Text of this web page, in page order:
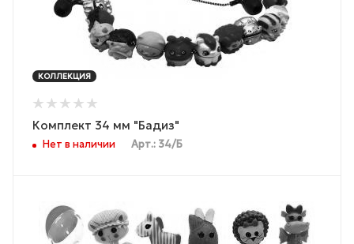
КОЛЛЕКЦИЯ
Комплект 34 мм "Бадиз"
Нет в наличии Арт.: 34/Б